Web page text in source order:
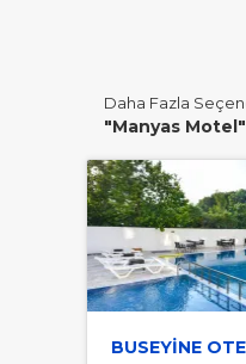
Daha Fazla
"Manyas Motel"
BUSEYİNE